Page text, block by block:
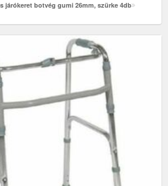
járókeret botvég gumi 26mm, szürke 4db